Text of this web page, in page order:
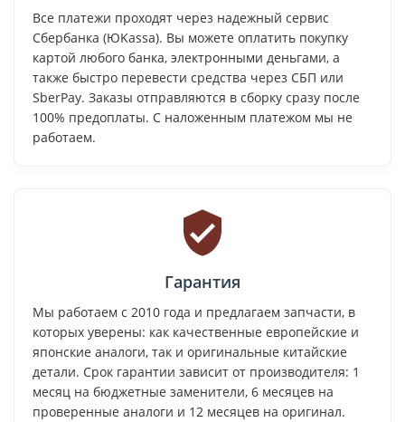
Все платежи проходят через надежный сервис
Сбербанка (ЮKassa). Вы можете оплатить покупку
картой любого банка, электронными деньгами, а
также быстро перевести средства через СБП или
SberPay. Заказы отправляются в сборку сразу после
100% предоплаты. С наложенным платежом мы не
работаем.
Гарантия
Мы работаем с 2010 года и предлагаем запчасти, в
которых уверены: как качественные европейские и
японские аналоги, так и оригинальные китайские
детали. Срок гарантии зависит от производителя: 1
месяц на бюджетные заменители, 6 месяцев на
проверенные аналоги и 12 месяцев на оригинал.